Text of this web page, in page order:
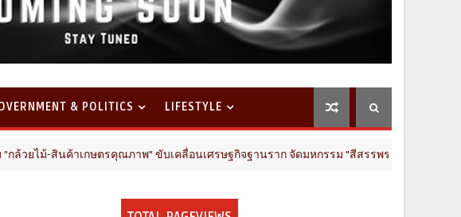
& POLITICS LIFESTYLE
รคุณภาพ" ขับเคลื่อนเศรษฐกิจฐานราก จัดมหกรรม "สีสรรพรรณกล้วยไม้ สินค้าเกษตรดี นครป